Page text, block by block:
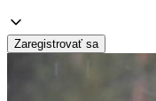
Zaregistrovať sa